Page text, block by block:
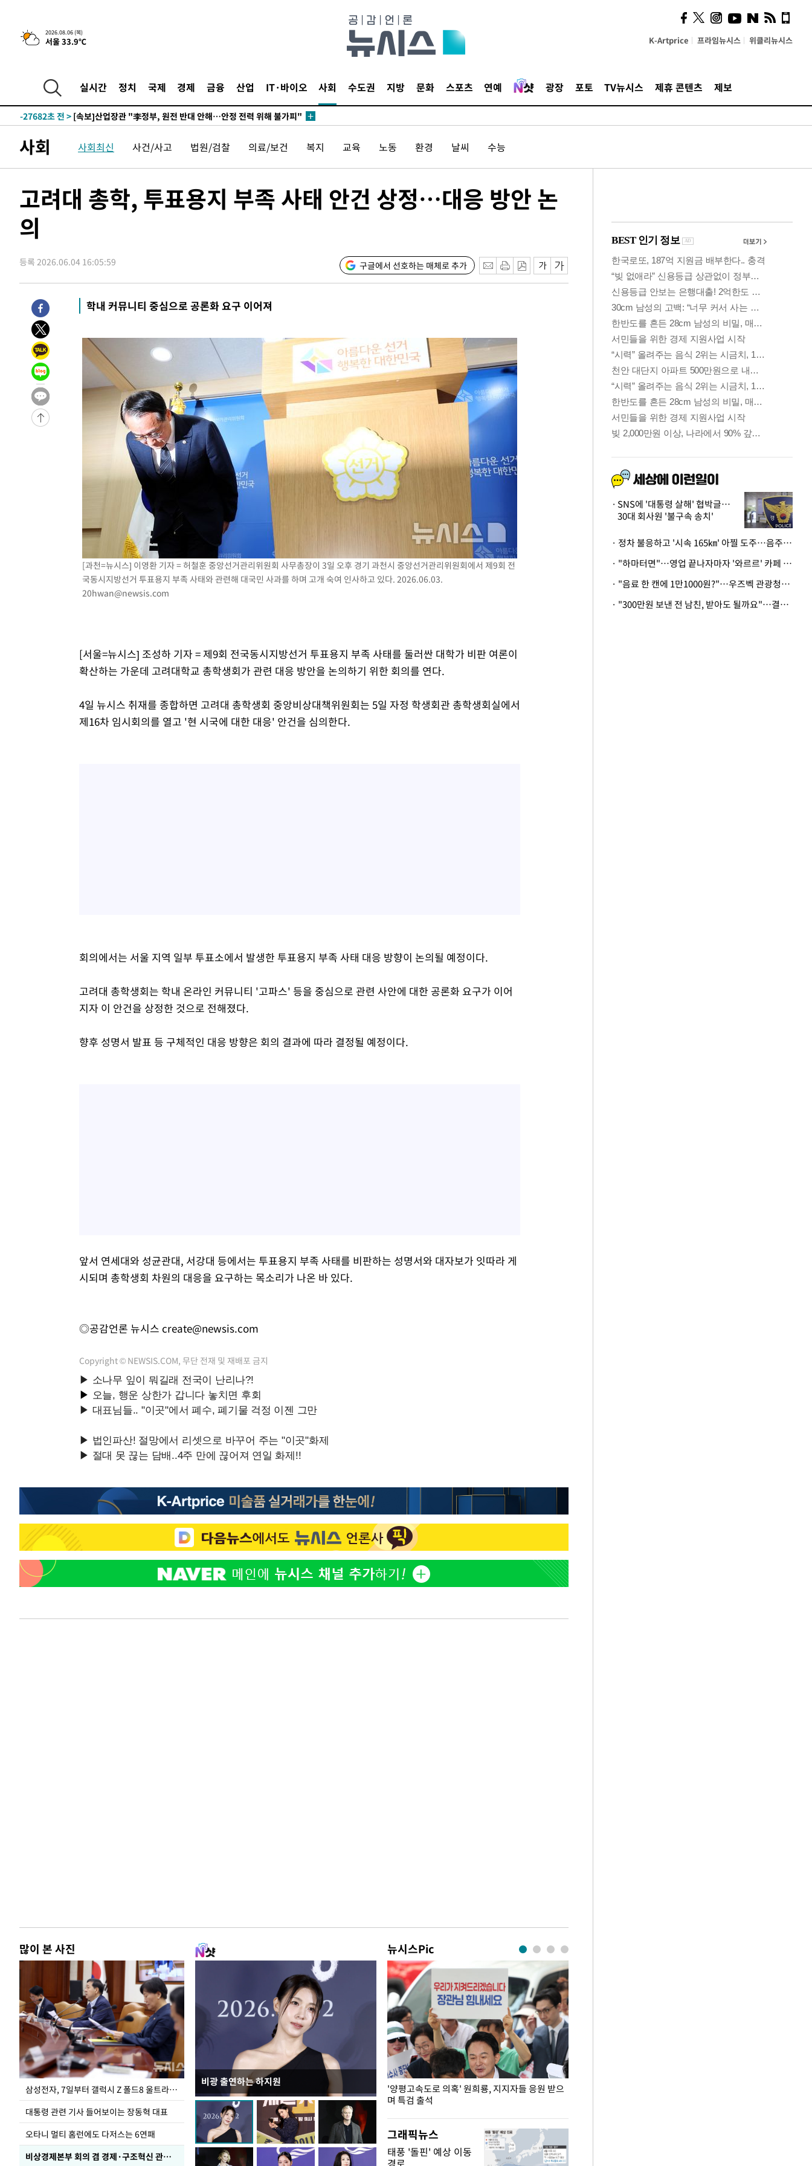
2026.08.06 (목)
서울 33.9℃ K-Artprice 프라임뉴시스 위클리뉴시스
실시간 정치 국제 경제 금융 산업 IT·바이오 사회 수도권 지방 문화 스포츠 연예 광장 포토 TV뉴시스 제휴 콘텐츠 제보
2시간 전 >[속보] "이란-오만, 호르무즈 해협 통행 항로 합의" 이란 외무부 대변인
-31184초 전 >
트럼프, 한국계 진보 주지사 후보 맹공…"공산주의가 최대 위협"
-31162초 전 >
-27682초 전 > [속보]산업장관 "李정부, 원전 반대 안해…안정 전력 위해 불가피"
색
-25766초 전 >
[속보]산업장관 "美무역법 제301조 과잉생산 결과 발표 8월 중 예
-25559초 전 >[속보]코스피 매도사이드카 발동…4%대 급락
-22392초 전 >서울 열대야 15일째 지속…비공식 '초열대야' 30도 넘어
-20959초 전 >
-20942초 전 >
-17340초 전 >서울 낮 39도 '폭염중대경보'…40도 관측 가능성도
-14702초 전 >미 워싱턴주 스포캔 시의 통제불능 3개 산불, 방화선 일부 구축
-6875초 전 >
[속보] 호르무즈 해협 이란-오만 협상 기대속 뉴욕증시 혼조 마감 다
우 0.49%↑
-5230초 전 >
임 3년 인터뷰
2시간 전 >
[속보] "이란-오만, 호르무즈 해협 통행 항로 합의" 이란 외무부 대변인
-31547초 전 >
내일까지 39도 '펄펄'…기상청 "태풍 지나며 폭염 잠시 꺾인다"
-31184초 전 >
트럼프, 한국계 진보 주지사 후보 맹공…"공산주의가 최대 위협"
-31162초 전 >
"美간섭에 합의 지연"…트럼프, '이란 호르무즈 통제권' 수용할까
-27682초 전 >
[속보]산업장관 "李정부, 원전 반대 안해…안정 전력 위해 불가피"
-26379초 전 >
[속보]경찰, '홍명보 선임 논란' 대한축구협회·축구회관 등 압수수
[속보]산업장관 "美무역법 제301조 과잉생산 결과 발표 8월 중 예
[속보]코스피 매도사이드카 발동…4%대 급락
[속보]전남광주 초대 시민추천 부시장에 백승주·윤난실
서울 열대야 15일째 지속…비공식 '초열대야' 30도 넘어
[속보]코스닥, 2.15포인트(0.27%) 내린 797.44 출발
[속보]코스피, 119.51포인트(1.81%) 내린 6478.75 개장
6월 경상수지 497.3억 달러…두 달 연속 사상 최대
서울 낮 39도 '폭염중대경보'…40도 관측 가능성도
미 워싱턴주 스포캔 시의 통제불능 3개 산불, 방화선 일부 구축
[속보] 호르무즈 해협 이란-오만 협상 기대속 뉴욕증시 혼조 마감 다
사회 사회최신 사건/사고 법원/검찰 의료/보건 복지 교육 노동 환경 날씨 수능
고려대 총학, 투표용지 부족 사태 안건 상정…대응 방안 논
의
등록 2026.06.04 16:05:59 구글에서 선호하는 매체로 추가
학내 커뮤니티 중심으로 공론화 요구 이어져
[과천=뉴시스] 이영환 기자 = 허철훈 중앙선거관리위원회 사무총장이 3일 오후 경기 과천시 중앙선거관리위원회에서 제9회 전
국동시지방선거 투표용지 부족 사태와 관련해 대국민 사과를 하며 고개 숙여 인사하고 있다. 2026.06.03.
20hwan@newsis.com
[서울=뉴시스] 조성하 기자 = 제9회 전국동시지방선거 투표용지 부족 사태를 둘러싼 대학가 비판 여론이
확산하는 가운데 고려대학교 총학생회가 관련 대응 방안을 논의하기 위한 회의를 연다.
4일 뉴시스 취재를 종합하면 고려대 총학생회 중앙비상대책위원회는 5일 자정 학생회관 총학생회실에서
제16차 임시회의를 열고 '현 시국에 대한 대응' 안건을 심의한다.
회의에서는 서울 지역 일부 투표소에서 발생한 투표용지 부족 사태 대응 방향이 논의될 예정이다.
고려대 총학생회는 학내 온라인 커뮤니티 '고파스' 등을 중심으로 관련 사안에 대한 공론화 요구가 이어
지자 이 안건을 상정한 것으로 전해졌다.
향후 성명서 발표 등 구체적인 대응 방향은 회의 결과에 따라 결정될 예정이다.
앞서 연세대와 성균관대, 서강대 등에서는 투표용지 부족 사태를 비판하는 성명서와 대자보가 잇따라 게
시되며 총학생회 차원의 대응을 요구하는 목소리가 나온 바 있다.
◎공감언론 뉴시스 create@newsis.com
Copyright © NEWSIS.COM, 무단 전재 및 재배포 금지
많이 본 사진
삼성전자, 7일부터 갤럭시 Z 폴드8 울트라·폴드8·플립8 출시
대통령 관련 기사 들어보이는 장동혁 대표
오타니 멀티 홈런에도 다저스는 6연패
비상경제본부 회의 겸 경제·구조혁신 관계장관회의
비광 출연하는 하지원
뉴시스Pic
이재명 대통령, "수사·기소 분리 관련 대비책 최
선 다해 강구해야"
'양평고속도로 의혹' 원희룡, 지지자들 응원 받으
며 특검 출석
그래픽뉴스
태풍 '돌핀' 예상 이동
경로
계…'고급 가요'의 주체적
영토
SNS에 '대통령 살해' 협박글…
30대 회사원 '불구속 송치'
· 정차 불응하고 '시속 165㎞' 아찔 도주…음주운전자 체포
· "하마터면"…영업 끝나자마자 '와르르' 카페 테라스 덮친 대리석 외벽
· "음료 한 캔에 1만1000원?"…우즈벡 관광청까지 나섰다, 유튜버 폭로 후폭풍
· "300만원 보낸 전 남친, 받아도 될까요"…결혼 앞둔 예비신부의 뜻밖 고충